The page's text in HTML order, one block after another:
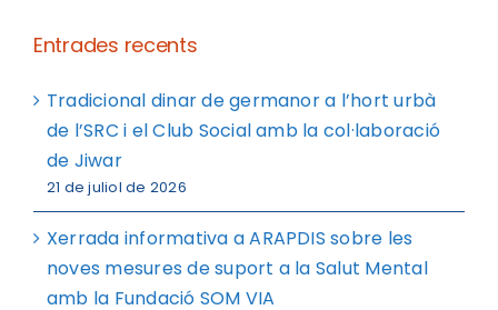
Entrades recents
Tradicional dinar de germanor a l’hort urbà
de l’SRC i el Club Social amb la col·laboració
de Jiwar
21 de juliol de 2026
Xerrada informativa a ARAPDIS sobre les
noves mesures de suport a la Salut Mental
amb la Fundació SOM VIA